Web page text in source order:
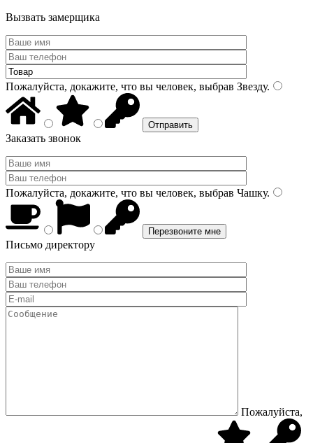
Вызвать замерщика
Пожалуйста, докажите, что вы человек, выбрав Звезду.
Заказать звонок
Пожалуйста, докажите, что вы человек, выбрав Чашку.
Письмо директору
Пожалуйста,